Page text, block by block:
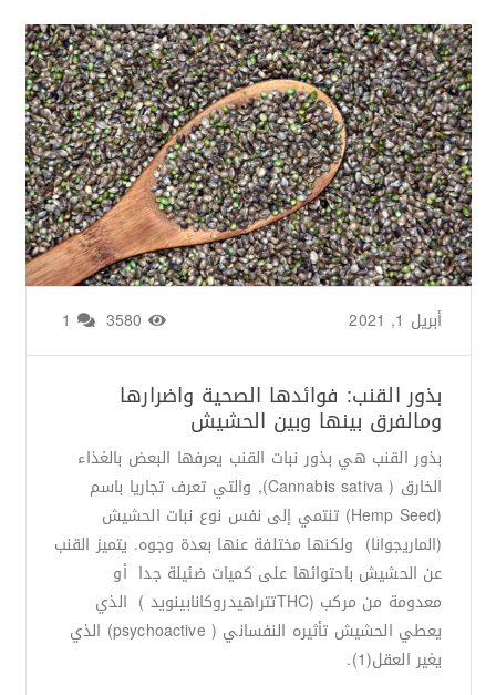
من طرف أبريل 1, 2021
بذور القنب: فوائدها الصحية واضرارها
ومالفرق بينها وبين الحشيش
بذور القنب هي بذور نبات القنب يعرفها البعض بالغذاء
الخارق ( Cannabis sativa), والتي تعرف تجاريا باسم
(Hemp Seed) تنتمي إلى نفس نوع نبات الحشيش
(الماريجوانا) ولكنها مختلفة عنها بعدة وجوه. يتميز القنب
عن الحشيش باحتوائها على كميات ضئيلة جدا أو
معدومة من مركب (THCتتراهيدروكانابينويد ) الذي
يعطي الحشيش تأثيره النفساني ( psychoactive) الذي
يغير العقل(1).